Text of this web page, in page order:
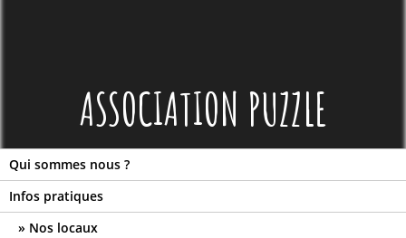
ASSOCIATION PUZZLE
Qui sommes nous ?
Infos pratiques
Nos locaux